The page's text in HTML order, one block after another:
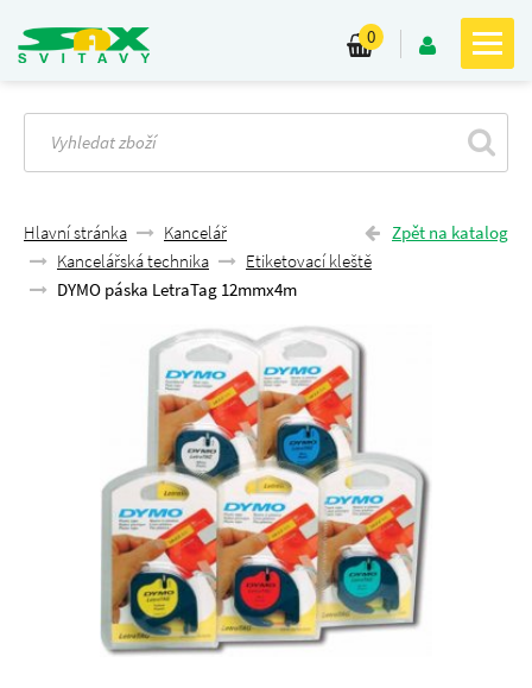
0
Zpět na katalog
Hlavní stránka
Kancelář
Kancelářská technika
Etiketovací kleště
DYMO páska LetraTag 12mmx4m